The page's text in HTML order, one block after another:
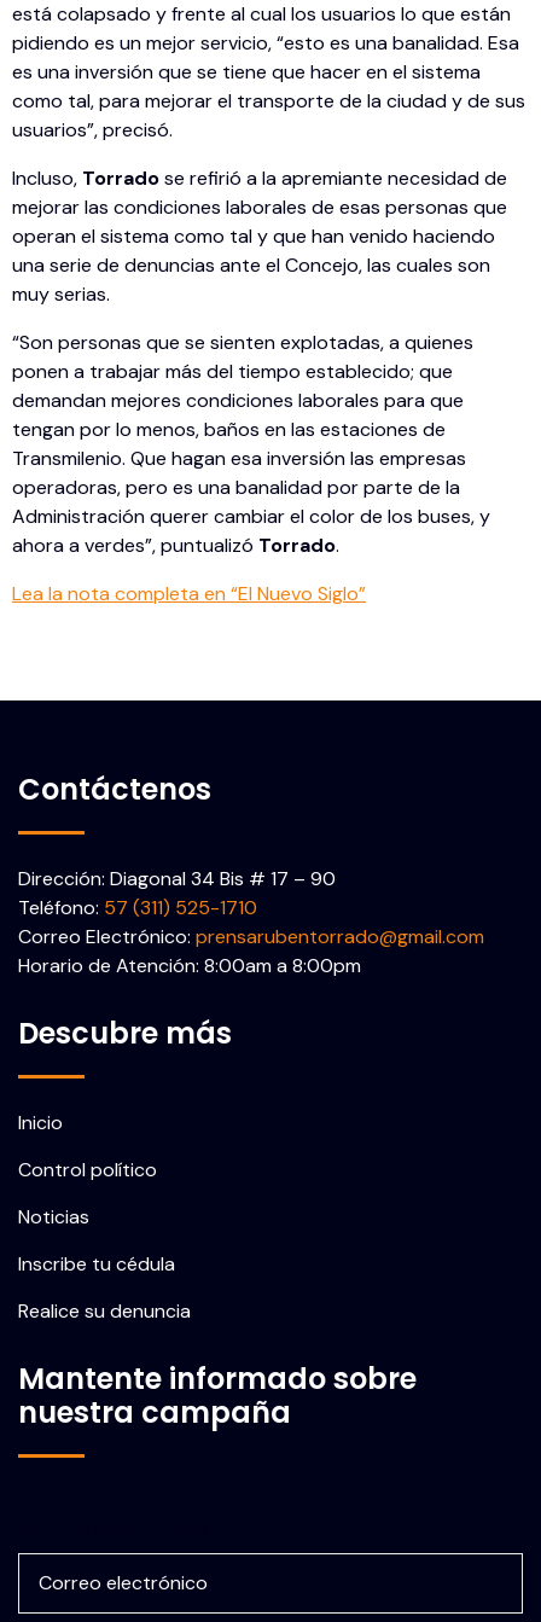
está colapsado y frente al cual los usuarios lo que están
pidiendo es un mejor servicio, “esto es una banalidad. Esa
es una inversión que se tiene que hacer en el sistema
como tal, para mejorar el transporte de la ciudad y de sus
usuarios”, precisó.
Incluso, Torradose refirió a la apremiante necesidad de
mejorar las condiciones laborales de esas personas que
operan el sistema como tal y que han venido haciendo
una serie de denuncias ante el Concejo, las cuales son
muy serias.
“Son personas que se sienten explotadas, a quienes
ponen a trabajar más del tiempo establecido; que
demandan mejores condiciones laborales para que
tengan por lo menos, baños en las estaciones de
Transmilenio. Que hagan esa inversión las empresas
operadoras, pero es una banalidad por parte de la
Administración querer cambiar el color de los buses, y
ahora a verdes”, puntualizó Torrado.
Lea la nota completa en “El Nuevo Siglo”
Contáctenos
Dirección: Diagonal 34 Bis # 17 – 90
Teléfono: 57 (311) 525-1710
Correo Electrónico: prensarubentorrado@gmail.com
Horario de Atención: 8:00am a 8:00pm
Descubre más
Inicio
Control político
Noticias
Inscribe tu cédula
Realice su denuncia
Mantente informado sobre
nuestra campaña